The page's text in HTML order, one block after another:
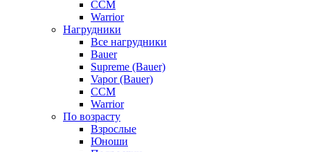
CCM
Warrior
Нагрудники
Все нагрудники
Bauer
Supreme (Bauer)
Vapor (Bauer)
CCM
Warrior
По возрасту
Взрослые
Юноши